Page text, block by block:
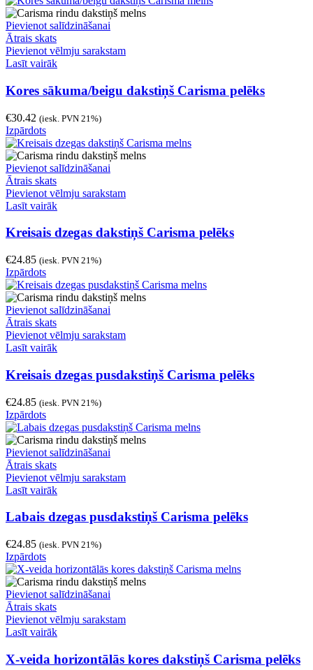
Pievienot salīdzināšanai
Ātrais skats
Pievienot vēlmju sarakstam
Lasīt vairāk
Kores sākuma/beigu dakstiņš Carisma pelēks
€30.42 (iesk. PVN 21%)
Izpārdots
Pievienot salīdzināšanai
Ātrais skats
Pievienot vēlmju sarakstam
Lasīt vairāk
Kreisais dzegas dakstiņš Carisma pelēks
€24.85 (iesk. PVN 21%)
Izpārdots
Pievienot salīdzināšanai
Ātrais skats
Pievienot vēlmju sarakstam
Lasīt vairāk
Kreisais dzegas pusdakstiņš Carisma pelēks
€24.85 (iesk. PVN 21%)
Izpārdots
Pievienot salīdzināšanai
Ātrais skats
Pievienot vēlmju sarakstam
Lasīt vairāk
Labais dzegas pusdakstiņš Carisma pelēks
€24.85 (iesk. PVN 21%)
Izpārdots
Pievienot salīdzināšanai
Ātrais skats
Pievienot vēlmju sarakstam
Lasīt vairāk
X-veida horizontālās kores dakstiņš Carisma pelēks